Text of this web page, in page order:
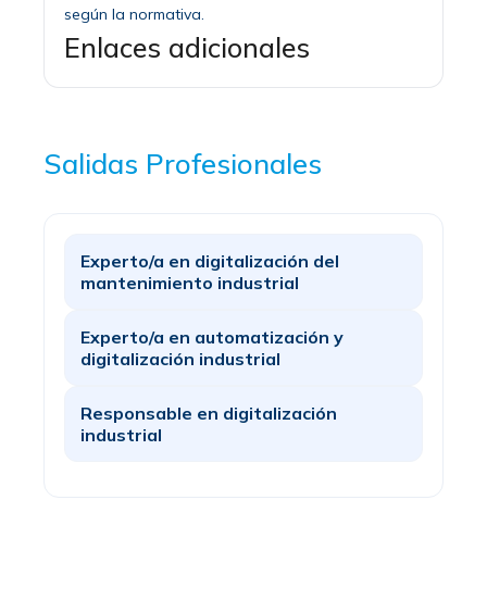
según la normativa.
Enlaces adicionales
Salidas Profesionales
Experto/a en digitalización del
mantenimiento industrial
Experto/a en automatización y
digitalización industrial
Responsable en digitalización
industrial